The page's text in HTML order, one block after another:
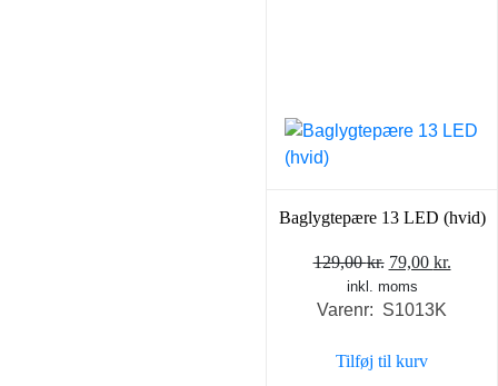
Baglygtepære 13 LED (hvid)
129,00kr. Den
oprindelige
pris
129,00 kr..
79,00 kr.
inkl. moms
Varenr: S1013K
Tilføj til kurv